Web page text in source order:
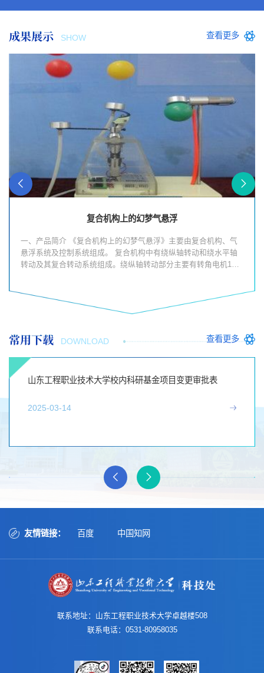
成果展示 SHOW 查看更多
复合机构上的幻梦气悬浮
一、产品简介 《复合机构上的幻梦气悬浮》主要由复合机构、气
悬浮系统及控制系统组成。 复合机构中有绕纵轴转动和绕水平轴
转动及其复合转动系统组成。绕纵轴转动部分主要有转角电机1、
常用下载 DOWNLOAD 查看更多
山东工程职业技术大学校内科研基金项目变更审批表
2025-03-14
友情链接： 百度 中国知网
联系地址：山东工程职业技术大学卓越楼508
联系电话：0531-80958035